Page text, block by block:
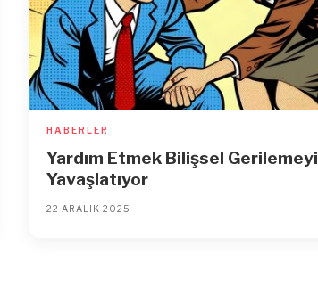
HABERLER
Yardım Etmek Bilişsel Gerilemeyi
Yavaşlatıyor
22 ARALIK 2025